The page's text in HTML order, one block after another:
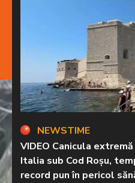
NEWSTIME
VIDEO Canicula
Italia sub Cod Roșu,
record pun în pericol